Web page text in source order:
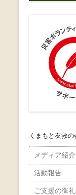
くまもと友救の
メディア紹介
活動報告
ご支援の御